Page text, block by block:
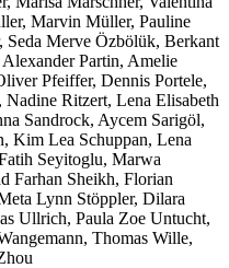
Marvin Müller, Pauline
Merve Özbölük, Berkant
Partin, Amelie
Pfeiffer, Dennis Portele,
Ritzert, Lena Elisabeth
Sandrock, Aycem Sarigöl,
Kim Lea Schuppan, Lena
Seyitoglu, Marwa
Farhan Sheikh, Florian
Lynn Stöppler, Dilara
Ullrich, Paula Zoe Untucht,
Thomas Wille,